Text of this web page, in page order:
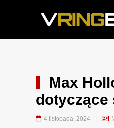
Max
dotyczące
4 listopada, 2024 |